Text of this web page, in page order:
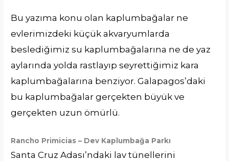
Bu yazıma konu olan kaplumbağalar ne
evlerimizdeki küçük akvaryumlarda
beslediğimiz su kaplumbağalarına ne de yaz
aylarında yolda rastlayıp seyrettiğimiz kara
kaplumbağalarına benziyor. Galapagos’daki
bu kaplumbağalar gerçekten büyük ve
gerçekten uzun ömürlü.
Rancho Primicias – Dev Kaplumbağa Parkı
Santa Cruz Adası’ndaki lav tünellerini